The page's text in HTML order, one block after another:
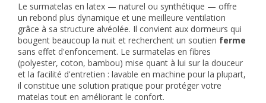
Le surmatelas en latex — naturel ou synthétique — offre
un rebond plus dynamique et une meilleure ventilation
grâce à sa structure alvéolée. Il convient aux dormeurs qui
bougent beaucoup la nuit et recherchent un soutien ferme
sans effet d'enfoncement. Le surmatelas en fibres
(polyester, coton, bambou) mise quant à lui sur la douceur
et la facilité d'entretien : lavable en machine pour la plupart,
il constitue une solution pratique pour protéger votre
matelas tout en améliorant le confort.